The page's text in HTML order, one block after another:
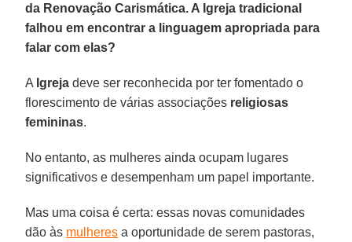
da Renovação Carismática. A Igreja tradicional
falhou em encontrar a linguagem apropriada para
falar com elas?
A Igreja deve ser reconhecida por ter fomentado o
florescimento de várias associações religiosas
femininas.
No entanto, as mulheres ainda ocupam lugares
significativos e desempenham um papel importante.
Mas uma coisa é certa: essas novas comunidades
dão às mulheres a oportunidade de serem pastoras,